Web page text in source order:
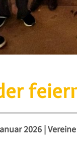
2026 |